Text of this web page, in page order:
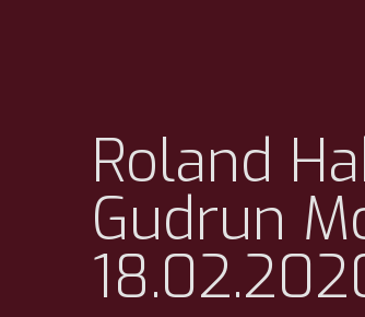
Roland
Gudrun